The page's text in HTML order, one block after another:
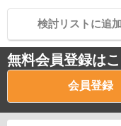
検討リストに追加
無料会員登録は
会員登録